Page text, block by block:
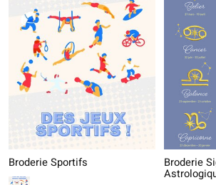
Broderie Sportifs Broderie